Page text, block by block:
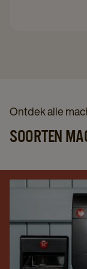
Ontdek alle
SOORTEN